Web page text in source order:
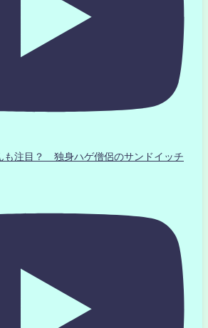
も注目？ 独身ハゲ僧侶のサンドイッチ